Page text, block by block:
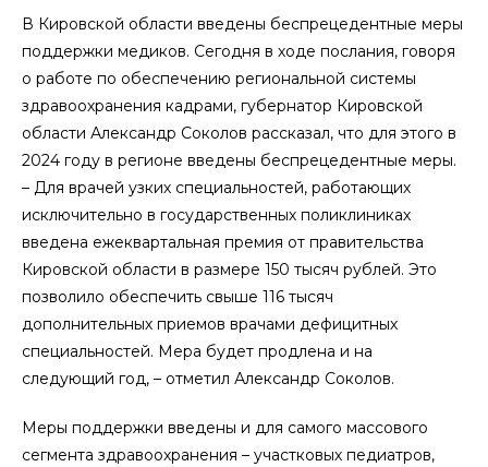
В Кировской области введены беспрецедентные меры
поддержки медиков. Сегодня в ходе послания, говоря
о работе по обеспечению региональной системы
здравоохранения кадрами, губернатор Кировской
области Александр Соколов рассказал, что для этого в
2024 году в регионе введены беспрецедентные меры.
– Для врачей узких специальностей, работающих
исключительно в государственных поликлиниках
введена ежеквартальная премия от правительства
Кировской области в размере 150 тысяч рублей. Это
позволило обеспечить свыше 116 тысяч
дополнительных приемов врачами дефицитных
специальностей. Мера будет продлена и на
следующий год, – отметил Александр Соколов.
Меры поддержки введены и для самого массового
сегмента здравоохранения – участковых педиатров,